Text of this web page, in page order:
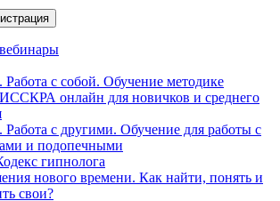
Работа с собой. Обучение методике
онлайн для новичков и среднего
Работа с другими. Обучение для работы с
и подопечными
гипнолога
нового времени. Как найти, понять и
свои?